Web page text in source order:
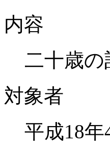
内容
二十歳の
対象者
平成18